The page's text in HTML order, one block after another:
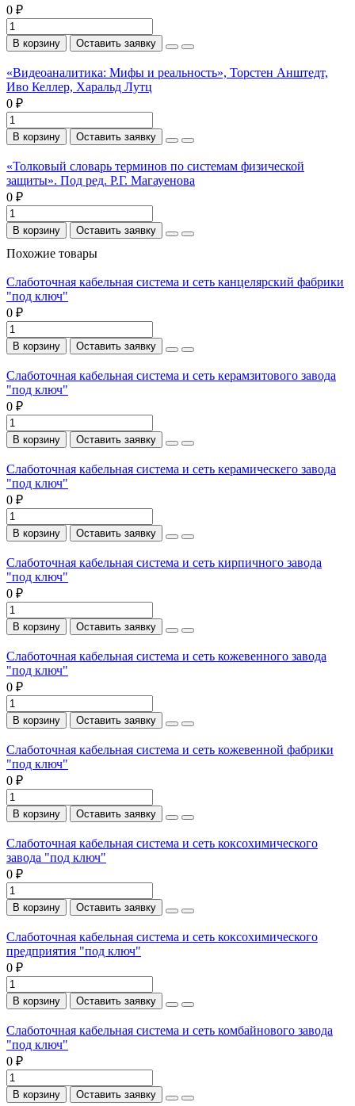
0 ₽
В корзину Оставить заявку
«Видеоаналитика: Мифы и реальность», Торстен Анштедт,
Иво Келлер, Харальд Лутц
0 ₽
В корзину Оставить заявку
«Толковый словарь терминов по системам физической
защиты». Под ред. Р.Г. Магауенова
0 ₽
В корзину Оставить заявку
Похожие товары
Слаботочная кабельная система и сеть канцелярский фабрики
"под ключ"
0 ₽
В корзину Оставить заявку
Слаботочная кабельная система и сеть керамзитового завода
"под ключ"
0 ₽
В корзину Оставить заявку
Слаботочная кабельная система и сеть керамическего завода
"под ключ"
0 ₽
В корзину Оставить заявку
Слаботочная кабельная система и сеть кирпичного завода
"под ключ"
0 ₽
В корзину Оставить заявку
Слаботочная кабельная система и сеть кожевенного завода
"под ключ"
0 ₽
В корзину Оставить заявку
Слаботочная кабельная система и сеть кожевенной фабрики
"под ключ"
0 ₽
В корзину Оставить заявку
Слаботочная кабельная система и сеть коксохимического
завода "под ключ"
0 ₽
В корзину Оставить заявку
Слаботочная кабельная система и сеть коксохимического
предприятия "под ключ"
0 ₽
В корзину Оставить заявку
Слаботочная кабельная система и сеть комбайнового завода
"под ключ"
0 ₽
В корзину Оставить заявку